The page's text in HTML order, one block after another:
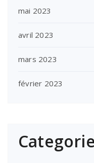
mai 2023
avril 2023
mars 2023
février 2023